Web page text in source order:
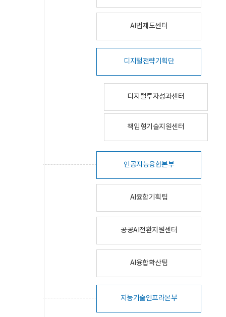
AI법제도센터
디지털전략기획단
디지털투자성과센터
책임형기술지원센터
인공지능융합본부
AI융합기획팀
공공AI전환지원센터
AI융합확산팀
지능기술인프라본부